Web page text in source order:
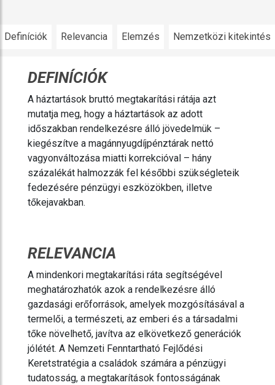
Definíciók Relevancia Elemzés Nemzetközi kitekintés
DEFINÍCIÓK
A háztartások bruttó megtakarítási rátája azt
mutatja meg, hogy a háztartások az adott
időszakban rendelkezésre álló jövedelmük –
kiegészítve a magánnyugdíjpénztárak nettó
vagyonváltozása miatti korrekcióval – hány
százalékát halmozzák fel későbbi szükségleteik
fedezésére pénzügyi eszközökben, illetve
tőkejavakban.
RELEVANCIA
A mindenkori megtakarítási ráta segítségével
meghatározhatók azok a rendelkezésre álló
gazdasági erőforrások, amelyek mozgósításával a
termelői, a természeti, az emberi és a társadalmi
tőke növelhető, javítva az elkövetkező generációk
jólétét. A Nemzeti Fenntartható Fejlődési
Keretstratégia a családok számára a pénzügyi
tudatosság, a megtakarítások fontosságának